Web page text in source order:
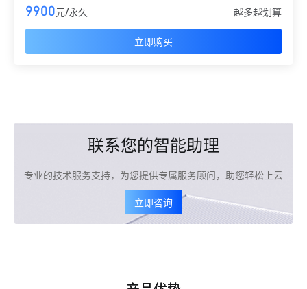
9900元/永久 越多越划算
立即购买
联系您的智能助理
专业的技术服务支持，为您提供专属服务顾问，助您轻松上云
立即咨询